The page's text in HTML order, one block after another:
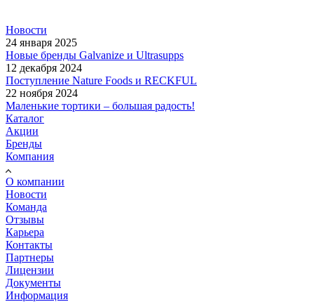
Новости
24 января 2025
Новые бренды Galvanize и Ultrasupps
12 декабря 2024
Поступление Nature Foods и RECKFUL
22 ноября 2024
Маленькие тортики – большая радость!
Каталог
Акции
Бренды
Компания
О компании
Новости
Команда
Отзывы
Карьера
Контакты
Партнеры
Лицензии
Документы
Информация